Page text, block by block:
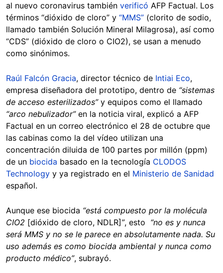
al nuevo coronavirus también verificó AFP Factual. Los
términos “dióxido de cloro” y “MMS” (clorito de sodio,
llamado también Solución Mineral Milagrosa), así como
“CDS” (dióxido de cloro o CIO2), se usan a menudo
como sinónimos.
Raúl Falcón Gracia, director técnico de Intiai Eco,
empresa diseñadora del prototipo, dentro de “sistemas
de acceso esterilizados”y equipos como el llamado
“arco nebulizador”en la noticia viral, explicó a AFP
Factual en un correo electrónico el 28 de octubre que
las cabinas como la del vídeo utilizan una
concentración diluida de 100 partes por millón (ppm)
de un biocida basado en la tecnología CLODOS
Technology y ya registrado en el Ministerio de Sanidad
español.
Aunque ese biocida “está compuesto por la molécula
CIO2 [dióxido de cloro, NDLR] ”, esto “no es y nunca
será MMS y no se le parece en absolutamente nada. Su
uso además es como biocida ambiental y nunca como
producto médico”, subrayó.